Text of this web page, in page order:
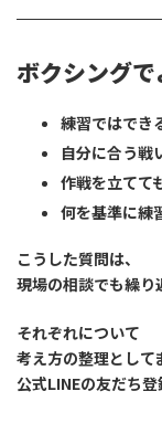
ボクシング
練習ではでき
自分に合う戦
作戦を立てて
何を基準に練
こうした質問は、
現場の相談でも繰り
それぞれについて
考え方の整理として
公式LINEの友だち